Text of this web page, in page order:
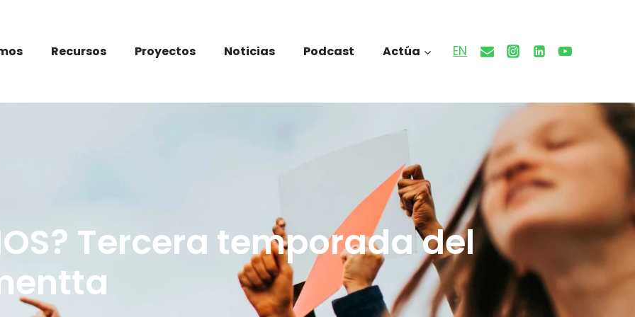
Recursos Proyectos Noticias Podcast Actúa EN
Tercera temporada del